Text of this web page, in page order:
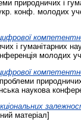
природничих і
конф. молодих
і гуманітарних
молодих
наукова
матеріал]